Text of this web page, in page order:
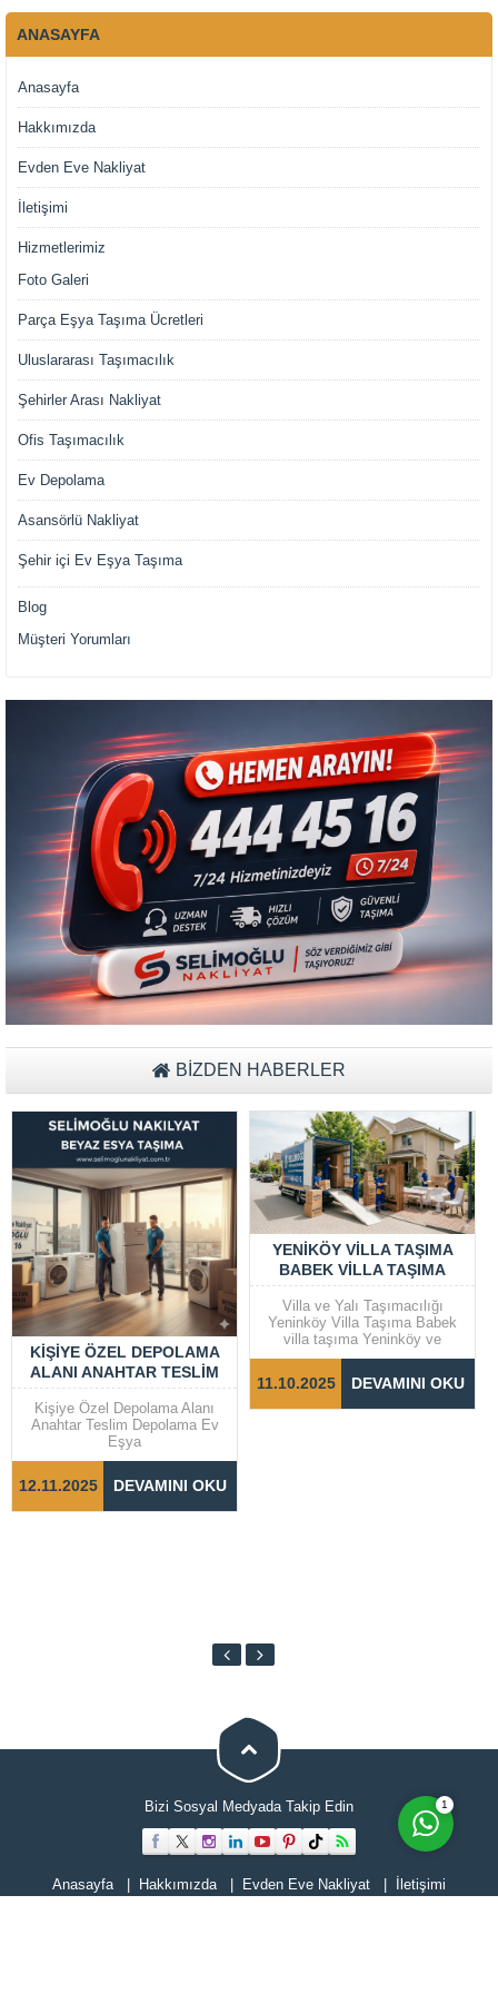
ANASAYFA
Anasayfa
Hakkımızda
Evden Eve Nakliyat
İletişimi
Hizmetlerimiz
Foto Galeri
Parça Eşya Taşıma Ücretleri
Uluslararası Taşımacılık
Şehirler Arası Nakliyat
Ofis Taşımacılık
Ev Depolama
Asansörlü Nakliyat
Şehir içi Ev Eşya Taşıma
Blog
Müşteri Yorumları
BİZDEN HABERLER
KIŞIYE ÖZEL DEPOLAMA
ALANI ANAHTAR TESLIM
DEPOLAMA EV EŞYA
Kişiye Özel Depolama Alanı
Anahtar Teslim Depolama Ev
Eşya
12.11.2025 DEVAMINI OKU
YENIKÖY VILLA TAŞIMA
BABEK VILLA TAŞIMA
Villa ve Yalı Taşımacılığı
Yeninköy Villa Taşıma Babek
villa taşıma Yeninköy ve
Bebek gibi prestijli semtlerde
taşıma işlemleri, dikkat ve
özen gerektiren bir süreçtir.
11.10.2025 DEVAMINI OKU
Bizi Sosyal Medyada Takip Edin
Anasayfa Hakkımızda Evden Eve Nakliyat İletişimi
Müşteri Temsilcisi Fiyat Teklif
al
Cevap Yaz
1